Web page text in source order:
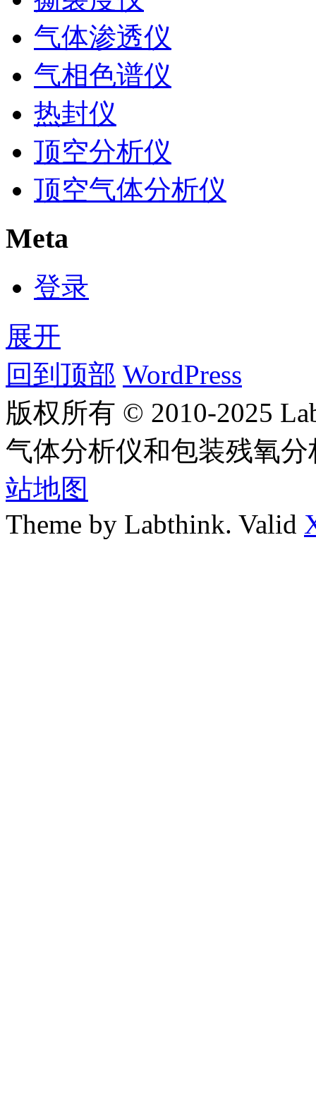
气体渗透仪
气相色谱仪
热封仪
顶空分析仪
顶空气体分析仪
Meta
登录
展开
回到顶部 WordPress
版权所有 © 2010-2025
气体分析仪和包装残氧
站地图
Theme by Labthink. Valid